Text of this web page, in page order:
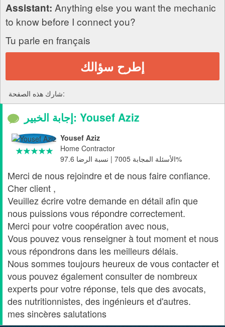
Assistant: Anything else you want the mechanic
to know before I connect you?
Tu parle en français
إطرح سؤالك
شارك هذه الصفحة:
إجابة الخبير: Yousef Aziz
Yousef Aziz
Home Contractor
الأسئلة المجابة 7005 | نسبة الرضا 97.6%
Merci de nous rejoindre et de nous faire confiance.
Cher client ,
Veuillez écrire votre demande en détail afin que
nous puissions vous répondre correctement.
Merci pour votre coopération avec nous,
Vous pouvez vous renseigner à tout moment et nous
vous répondrons dans les meilleurs délais.
Nous sommes toujours heureux de vous contacter et
vous pouvez également consulter de nombreux
experts pour votre réponse, tels que des avocats,
des nutritionnistes, des ingénieurs et d'autres.
mes sincères salutations